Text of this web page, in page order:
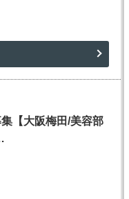
【大阪梅田/美容部